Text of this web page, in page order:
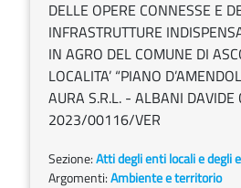
DELLE OPERE CONNESSE E
INFRASTRUTTURE
IN AGRO DEL COMUNE DI
LOCALITA’ “PIANO
AURA S.R.L. - ALBANI DAVIDE
2023/00116/VER
Sezione:Atti degli enti locali e degli
Argomenti:Ambiente e territorio